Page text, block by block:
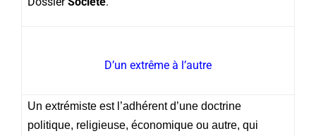
D’un extrême à l’autre
Un extrémiste est l’adhérent d’une doctrine
politique, religieuse, économique ou autre, qui